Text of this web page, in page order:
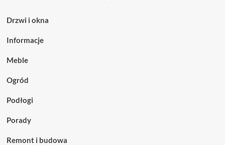
Drzwi i okna
Informacje
Meble
Ogród
Podłogi
Porady
Remont i budowa